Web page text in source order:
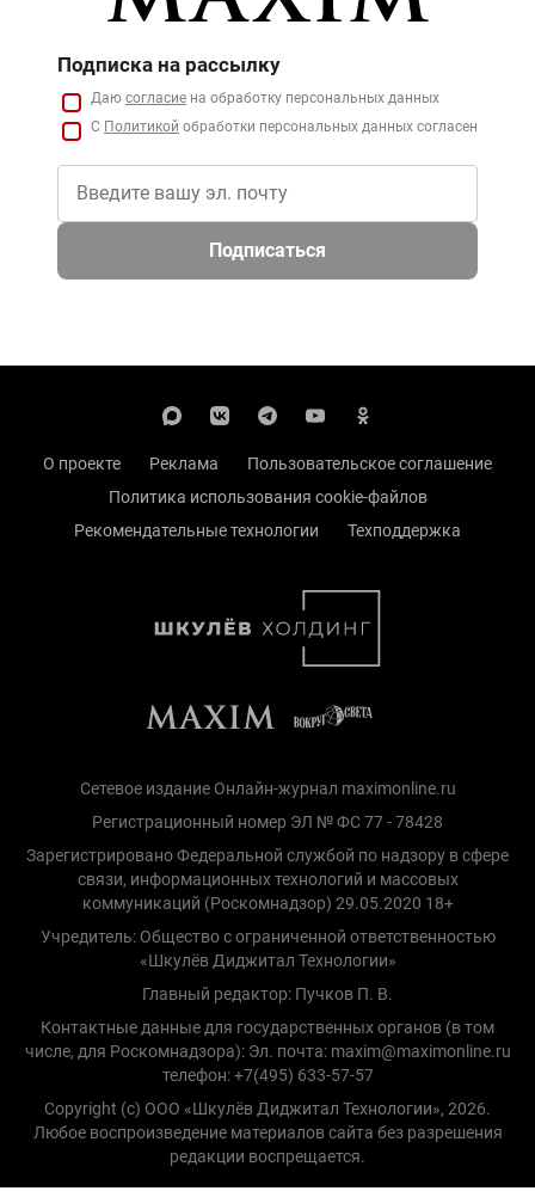
Подписка на рассылку
Даю согласие на обработку персональных данных
С Политикой обработки персональных данных согласен
Подписаться
О проекте Реклама
Пользовательское соглашение
Политика использования cookie-файлов
Рекомендательные технологии
Техподдержка
Сетевое издание Онлайн-журнал maximonline.ru
Регистрационный номер ЭЛ № ФС 77 - 78428
Зарегистрировано Федеральной службой по надзору в сфере
связи, информационных технологий и массовых
коммуникаций (Роскомнадзор) 29.05.2020 18+
Учредитель: Общество с ограниченной ответственностью
«Шкулёв Диджитал Технологии»
Главный редактор: Пучков П. В.
Контактные данные для государственных органов (в том
числе, для Роскомнадзора): Эл. почта: maxim@maximonline.ru
телефон: +7(495) 633-57-57
Copyright (с) ООО «Шкулёв Диджитал Технологии», 2026.
Любое воспроизведение материалов сайта без разрешения
редакции воспрещается.